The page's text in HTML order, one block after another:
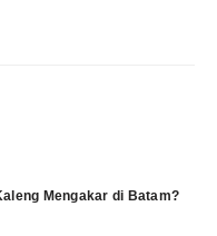
Mengakar di Batam?